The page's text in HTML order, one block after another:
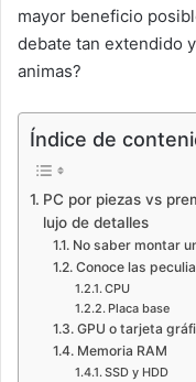
mayor beneficio
debate tan extendido
animas?
Índice de
PC por piezas vs
lujo de detalles
No saber montar
Conoce las
CPU
Placa base
GPU o tarjeta
Memoria RAM
SSD y HDD